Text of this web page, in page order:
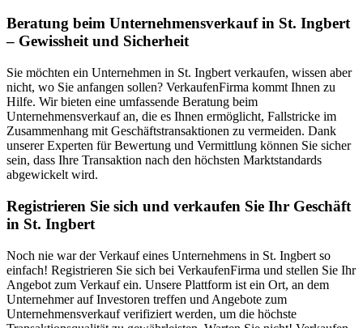
Beratung beim Unternehmensverkauf in St. Ingbert
– Gewissheit und Sicherheit
Sie möchten ein Unternehmen in St. Ingbert verkaufen, wissen aber
nicht, wo Sie anfangen sollen? VerkaufenFirma kommt Ihnen zu
Hilfe. Wir bieten eine umfassende Beratung beim
Unternehmensverkauf an, die es Ihnen ermöglicht, Fallstricke im
Zusammenhang mit Geschäftstransaktionen zu vermeiden. Dank
unserer Experten für Bewertung und Vermittlung können Sie sicher
sein, dass Ihre Transaktion nach den höchsten Marktstandards
abgewickelt wird.
Registrieren Sie sich und verkaufen Sie Ihr Geschäft
in St. Ingbert
Noch nie war der Verkauf eines Unternehmens in St. Ingbert so
einfach! Registrieren Sie sich bei VerkaufenFirma und stellen Sie Ihr
Angebot zum Verkauf ein. Unsere Plattform ist ein Ort, an dem
Unternehmer auf Investoren treffen und Angebote zum
Unternehmensverkauf verifiziert werden, um die höchste